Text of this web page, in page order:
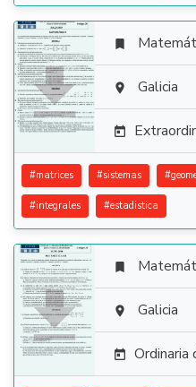


 Galicia

#matrices #sistemas #
#integrales #estadistica


 Galicia
